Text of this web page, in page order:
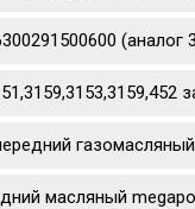
(аналог
масляный